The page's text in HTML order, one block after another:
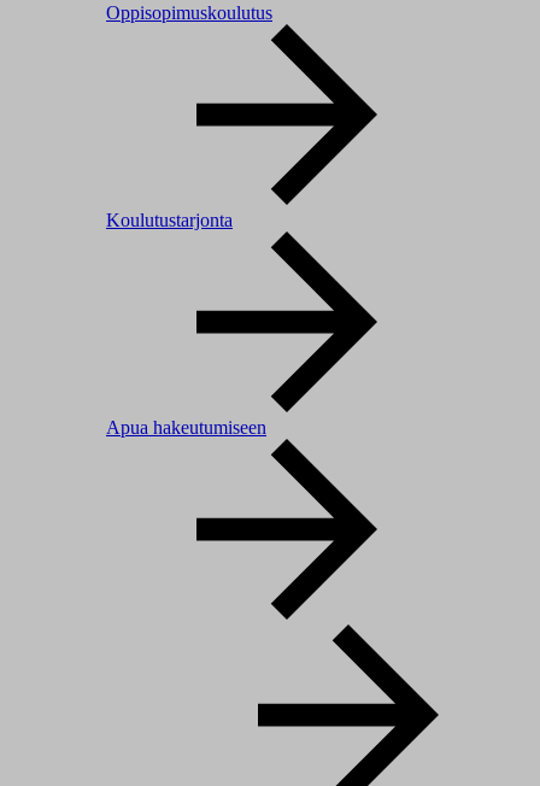
Oppisopimuskoulutus
Koulutustarjonta
Apua hakeutumiseen